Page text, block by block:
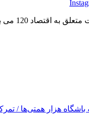
قانونی از آن پیگرد قانونی دارد.